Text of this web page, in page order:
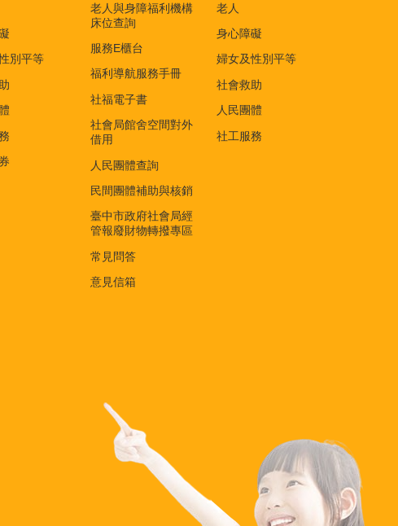
別平等
老人與身障福利機構
床位查詢
服務E櫃台
福利導航服務手冊
社福電子書
社會局館舍空間對外
借用
人民團體查詢
民間團體補助與核銷
臺中市政府社會局經
管報廢財物轉撥專區
常見問答
意見信箱
老人
身心障礙
婦女及性別平等
社會救助
人民團體
社工服務